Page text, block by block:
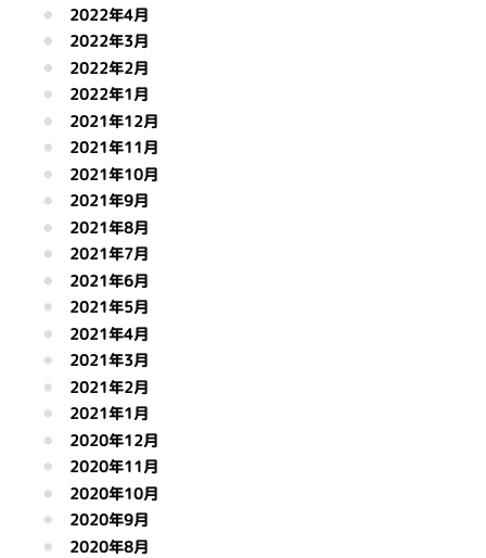
2022年4月
2022年3月
2022年2月
2022年1月
2021年12月
2021年11月
2021年10月
2021年9月
2021年8月
2021年7月
2021年6月
2021年5月
2021年4月
2021年3月
2021年2月
2021年1月
2020年12月
2020年11月
2020年10月
2020年9月
2020年8月